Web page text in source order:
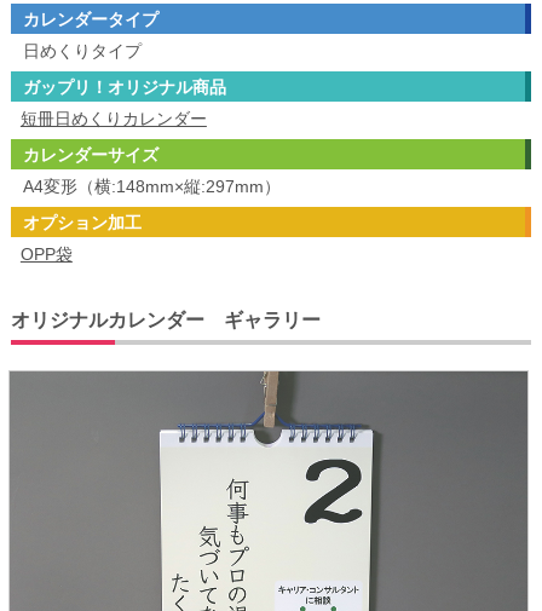
カレンダータイプ
日めくりタイプ
ガップリ！オリジナル商品
短冊日めくりカレンダー
カレンダーサイズ
A4変形（横:148mm×縦:297mm）
オプション加工
OPP袋
オリジナルカレンダー ギャラリー